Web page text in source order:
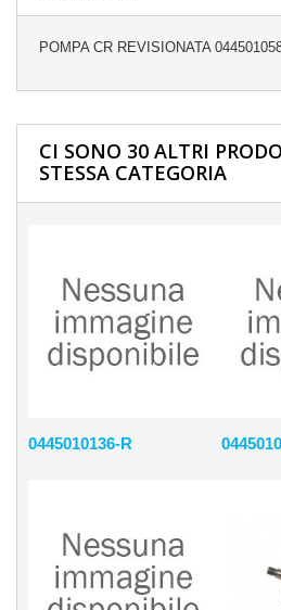
POMPA CR REVISIONATA
CI SONO 30 ALTRI
STESSA CATEGORIA
0445010136-R